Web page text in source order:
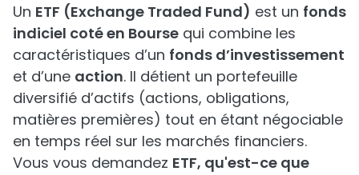
Un ETF (Exchange Traded Fund) est un fonds
indiciel coté en Bourse qui combine les
caractéristiques d’un fonds d’investissement
et d’une action. Il détient un portefeuille
diversifié d’actifs (actions, obligations,
matières premières) tout en étant négociable
en temps réel sur les marchés financiers.
Vous vous demandez ETF, qu'est-ce que